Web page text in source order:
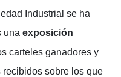
Industrial se ha
una exposición
carteles ganadores y
sobre los que